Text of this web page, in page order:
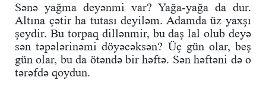
Sənə yağma deyənmi var? Yağa-yağa da dur.
Altına çətir ha tutası deyiləm. Adamda üz yaxşı
şeydir. Bu torpaq dillənmir, bu daş lal olub deyə
sən təpələrinəmi döyəcəksən? Üç gün olar, beş
gün olar, bu da ötəndə bir həftə. Sən həftəni də o
tərəfdə qoydun.